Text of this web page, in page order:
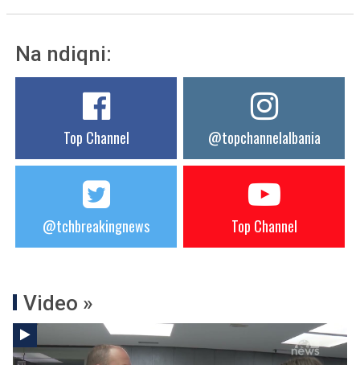
Na ndiqni:
Top Channel @topchannelalbania
@tchbreakingnews Top Channel
Video »